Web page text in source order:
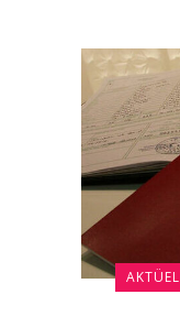
AKTÜEL